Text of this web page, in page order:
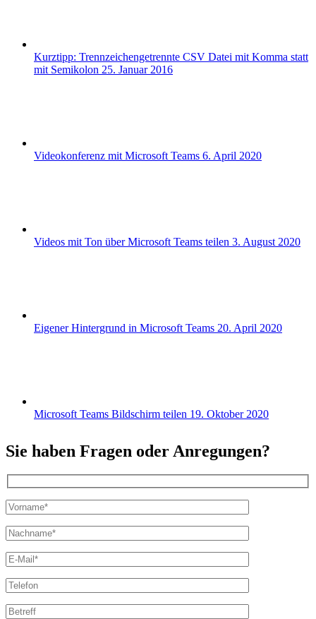
Kurztipp: Trennzeichengetrennte CSV Datei mit Komma statt
mit Semikolon 25. Januar 2016
Videokonferenz mit Microsoft Teams 6. April 2020
Videos mit Ton über Microsoft Teams teilen 3. August 2020
Eigener Hintergrund in Microsoft Teams 20. April 2020
Microsoft Teams Bildschirm teilen 19. Oktober 2020
Sie haben Fragen oder Anregungen?